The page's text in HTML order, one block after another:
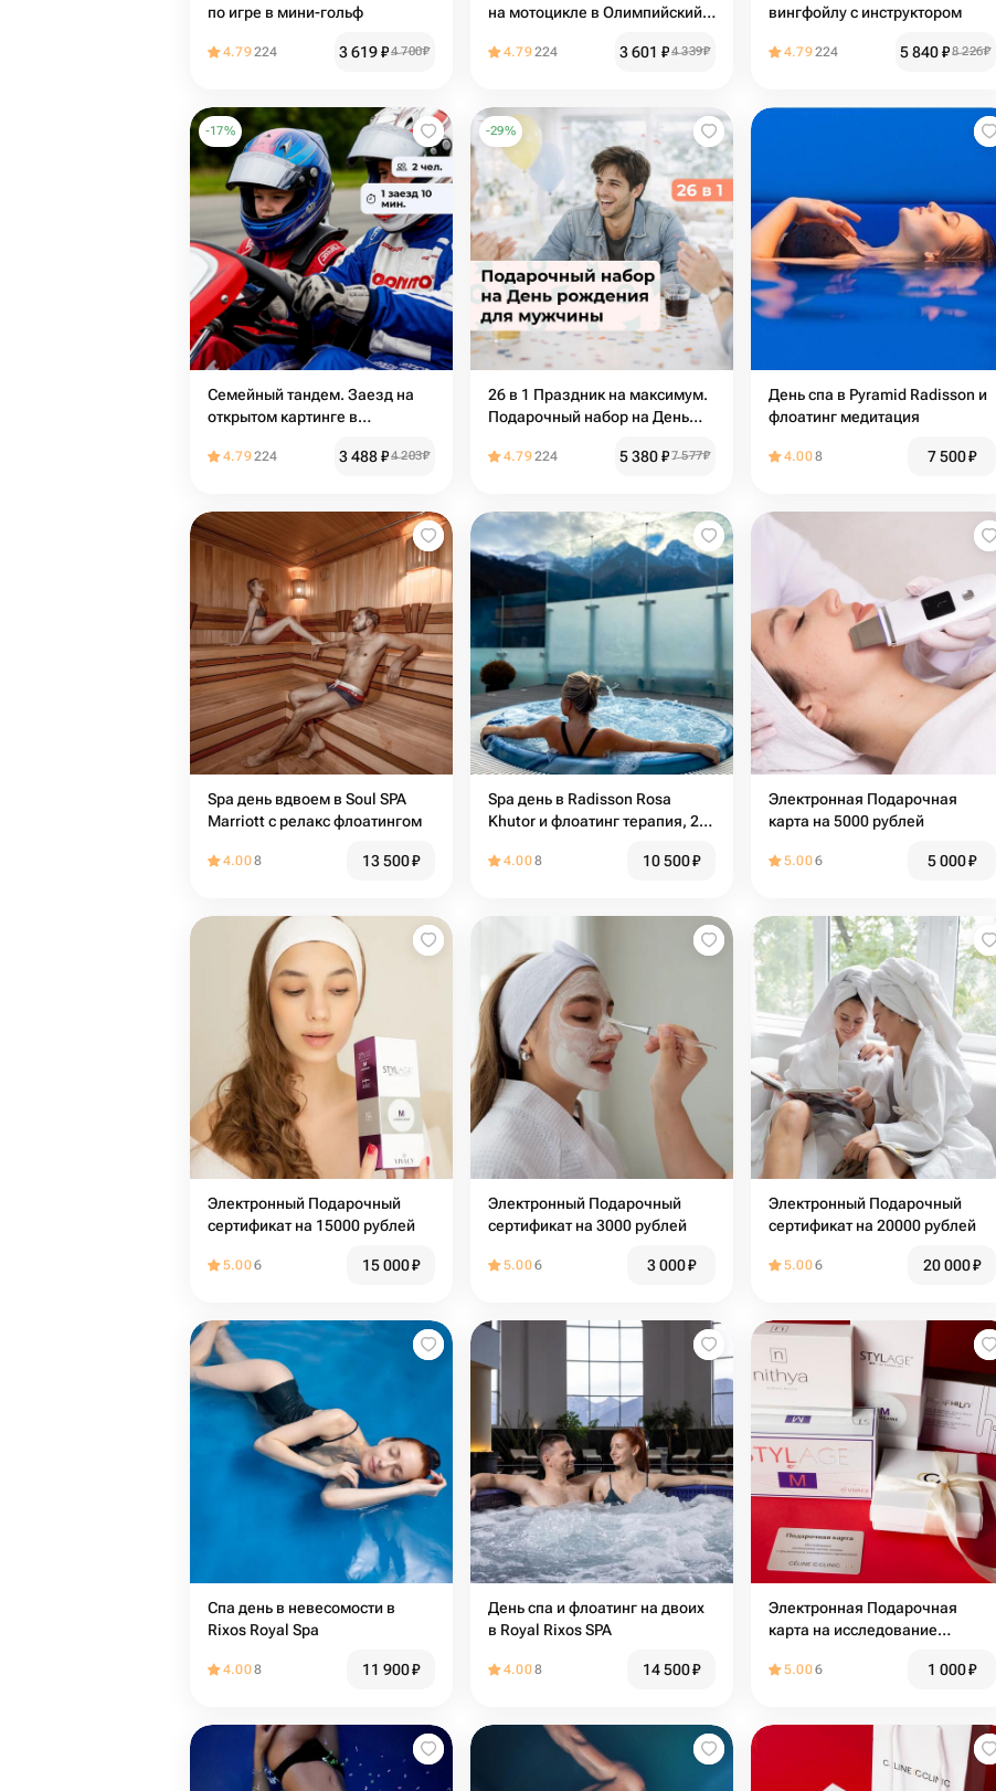
по игре в мини-гольф
4.79224 3 619₽4 700₽
на мотоцикле в Олимпийский
4.79224 3 601 ₽4 339₽
вингфойлу с инструктором
4.79224 5 840₽8 226₽
-17%
Семейный тандем. Заезд на
открытом картинге в
4.79224 3 488₽4 203₽
-29%
26 в 1 Праздник на максимум.
Подарочный набор на День
4.79224 5 380₽7 577₽
День спа в Pyramid Radisson и
флоатинг медитация
4.008 7 500₽
Spa день вдвоем в Soul SPA
Marriott с релакс флоатингом
4.008 13 500₽
Spa день в Radisson Rosa
Khutor и флоатинг терапия, 2
4.008 10 500₽
Электронная Подарочная
карта на 5000 рублей
5.006 5 000₽
Электронный Подарочный
сертификат на 15000 рублей
5.006 15 000₽
Электронный Подарочный
сертификат на 3000 рублей
5.006 3 000₽
Электронный Подарочный
сертификат на 20000 рублей
5.006 20 000₽
Спа день в невесомости в
Rixos Royal Spa
4.008 11 900₽
День спа и флоатинг на двоих
в Royal Rixos SPA
4.008 14 500₽
Электронная Подарочная
карта на исследование
применением электронного
5.006 1 000₽